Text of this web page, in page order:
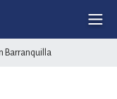
Barranquilla